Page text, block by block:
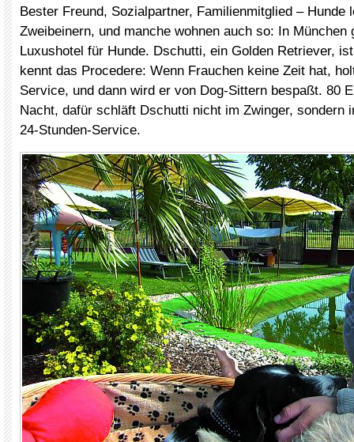
Bester Freund, Sozialpartner, Familienmitglied – Hunde
Zweibeinern, und manche wohnen auch so: In München
Luxushotel für Hunde. Dschutti, ein Golden Retriever,
kennt das Procedere: Wenn Frauchen keine Zeit hat,
Service, und dann wird er von Dog-Sittern bespaßt. 80
Nacht, dafür schläft Dschutti nicht im Zwinger, sondern
24-Stunden-Service.